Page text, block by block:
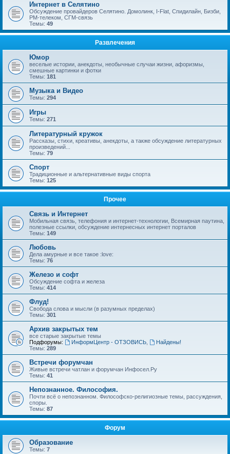
Интернет в Селятино
Обсуждение провайдеров Селятино. Домолинк, I-Flat, Спидилайн, Бизби,
РМ-телеком, СГМ-связь
Темы: 49
Развлечения
Юмор
веселые истории, анекдоты, необычные случаи жизни, афоризмы,
смешные картинки и фотки
Темы: 181
Музыка и Видео
Темы: 294
Игры
Темы: 271
Литературный кружок
Рассказы, стихи, креативы, анекдоты, а также обсуждение литературных
произведений...
Темы: 79
Спорт
Традиционные и альтернативные виды спорта
Темы: 125
Прочее
Связь и Интернет
Мобильная связь, телефония и интернет-технологии, Всемирная паутина,
полезные ссылки, обсуждение интернесных интернет порталов
Темы: 149
Любовь
Дела амурные и все такое :love:
Темы: 76
Железо и софт
Обсуждение софта и железа
Темы: 414
Флуд!
Свобода слова и мысли (в разумных пределах)
Темы: 301
Архив закрытых тем
все старые закрытые темы
Подфорумы:
ИнформЦентр - ОТЗОВИСЬ,
Найдены!
Темы: 289
Встречи форумчан
Живые встречи чатлан и форумчан Инфосел.Ру
Темы: 41
Непознанное. Философия.
Почти всё о непознанном. Философско-религиозные темы, рассуждения,
споры.
Темы: 87
Форум
Образование
Темы: 7